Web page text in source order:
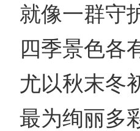
就像一群守
四季景色各
尤以秋末冬
最为绚丽多